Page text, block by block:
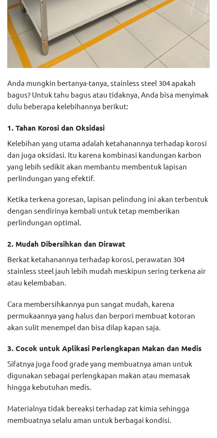
Anda mungkin bertanya-tanya, stainless steel 304 apakah
bagus? Untuk tahu bagus atau tidaknya, Anda bisa menyimak
dulu beberapa kelebihannya berikut:
1. Tahan Korosi dan Oksidasi
Kelebihan yang utama adalah ketahanannya terhadap korosi
dan juga oksidasi. Itu karena kombinasi kandungan karbon
yang lebih sedikit akan membantu membentuk lapisan
perlindungan yang efektif.
Ketika terkena goresan, lapisan pelindung ini akan terbentuk
dengan sendirinya kembali untuk tetap memberikan
perlindungan optimal.
2. Mudah Dibersihkan dan Dirawat
Berkat ketahanannya terhadap korosi, perawatan 304
stainless steel jauh lebih mudah meskipun sering terkena air
atau kelembaban.
Cara membersihkannya pun sangat mudah, karena
permukaannya yang halus dan berpori membuat kotoran
akan sulit menempel dan bisa dilap kapan saja.
3. Cocok untuk Aplikasi Perlengkapan Makan dan Medis
Sifatnya juga food grade yang membuatnya aman untuk
digunakan sebagai perlengkapan makan atau memasak
hingga kebutuhan medis.
Materialnya tidak bereaksi terhadap zat kimia sehingga
membuatnya selalu aman untuk berbagai kondisi.